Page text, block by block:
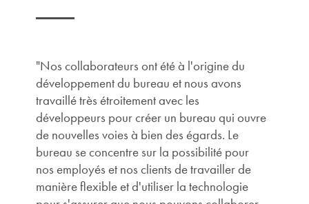
"Nos collaborateurs ont été à l'origine du
développement du bureau et nous avons
travaillé très étroitement avec les
développeurs pour créer un bureau qui ouvre
de nouvelles voies à bien des égards. Le
bureau se concentre sur la possibilité pour
nos employés et nos clients de travailler de
manière flexible et d'utiliser la technologie